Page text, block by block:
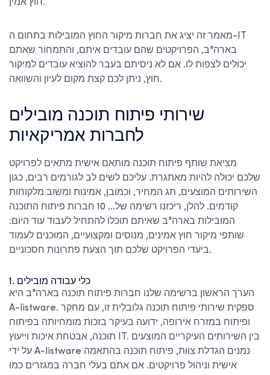
חוץ אמין.
מאמר זה יציג את חברות מיקור החוץ המובילות בתחום ה-IT
בארה"ב, הפרויקטים שהם עובדים איתם, והתמחור שאתם
יכולים לצפות לו. אם לא ניסיתם בעבר להוציא עובדים למיקור
חוץ, ניתן לכם קצת מקום לעיון והשוואה.
שירותי פיתוח תוכנה מובילים
לחברות אמריקאיות
מציאת שותף פיתוח תוכנה מותאם אישית מתאים לפרויקט
שלכם יכולה להיות מאתגרת. עליכם לשים לב לגורמים רבים, כגון
השירותים המוצעים, תג המחיר, וכמובן, אמינות ומשוב מלקוחות
קודמים. להלן, ריכזנו רשימה של...
10 חברות פיתוח התוכנה
המובילות בארה"ב שאיתם תוכלו להתחיל לעבוד עוד היום:
שותפי מיקור חוץ אמינים, מנוסים ומקצועיים, המוכנים לעמוד
ביעדי הפרויקט שלכם תוך הצעת פתרונות חסכוניים.
1. כלי עבודה מובילים
הערך הראשון ברשימה שלנו חברות פיתוח תוכנה בארה"ב היא
A-listware. ספקית שירותי פיתוח תוכנה גלובלית זו, עם מחקר
ופיתוח במזרח אירופה, ידועה בעיקר בזכות מומחיותה בפיתוח
תוכנה, אבטחת איכות וייעוץ IT. בין השירותים העיקריים המוצעים
על ידי A-listware נמנים הגדלת צוות, פיתוח תוכנה בהתאמה
אישית וניהול פרויקטים. אם אתם בעלי חברה במגזרים כמו